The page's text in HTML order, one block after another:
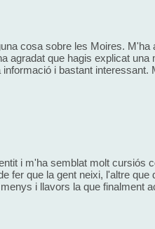
cosa sobre les Moires. M'ha
agradat que hagis explicat una
i bastant interessant.
i m'ha semblat molt cursiós
fer que la gent neixi, l'altre que
i llavors la que finalment